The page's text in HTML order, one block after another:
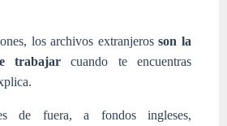
los archivos extranjerosson la
trabajarcuando te encuentras
de fuera, a fondos ingleses,